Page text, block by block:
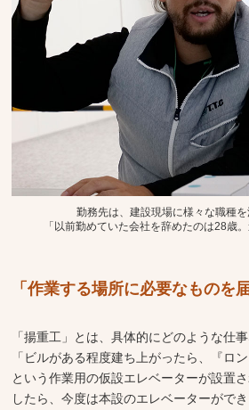
勤務先は、建設現場に様々な職種を
「以前勤めていた会社を辞めたのは28歳
「作業する場所に必要なものを
「揚重工」とは、具体的にどのような仕
「ビルがある程度建ち上がったら、『ロ
という作業用の仮設エレベーターが設置
したら、今度は本設のエレベーターがで